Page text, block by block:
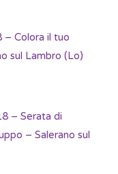
Colora il tuo
sul Lambro (Lo)
– Serata di
– Salerano sul